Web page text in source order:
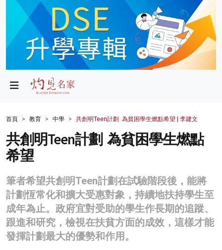
政局
財經
生活
健康
商業
科技
影片
名家榜
首頁 教育 中學 共創明Teen計劃 為貧困學生燃點希望 | 李建文
共創明Teen計劃 為貧困學生燃點
希望
筆者希望共創明Teen計劃在試驗階段後，能將
計劃恆常化和擴大受惠對象，持續地扶持學生至
成年為止。政府宜對受助的學生作長期的追蹤、
跟進和研究，檢視在扶貧方面的成效，這樣才能
發揮計劃最大的優勢和作用。